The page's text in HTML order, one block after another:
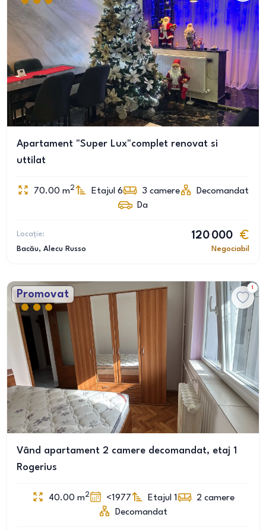
Apartament "Super Lux"complet renovat si
uttilat
70.00 m2 Etajul 6 3 camere
Decomandat
Da
Locație:
Bacău, Alecu Russo
120 000
Negociabil
Promovat
1
Vând apartament 2 camere decomandat, etaj 1
Rogerius
40.00 m2 <1977 Etajul 1 2 camere
Decomandat